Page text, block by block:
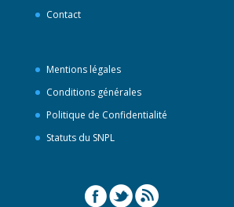
Contact
Mentions légales
Conditions générales
Politique de Confidentialité
Statuts du SNPL